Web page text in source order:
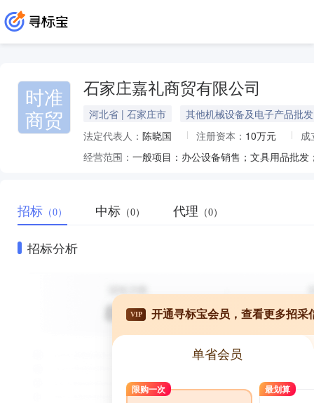
时准
商贸
石家庄嘉礼商贸有限公司
河北省 | 石家庄市
其他机械设备及电子产品批发
法定代表人： 陈晓国 注册资本： 10万元
成
经营范围：
招标 （0） 中标 （0） 代理 （0）
招标分析
VIP 开通寻标宝会员，查看更多招采
单省会员
限购一次 最划算